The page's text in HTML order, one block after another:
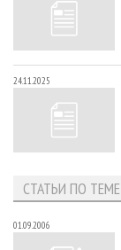
24.11.2025
СТАТЬИ ПО ТЕМЕ
01.09.2006